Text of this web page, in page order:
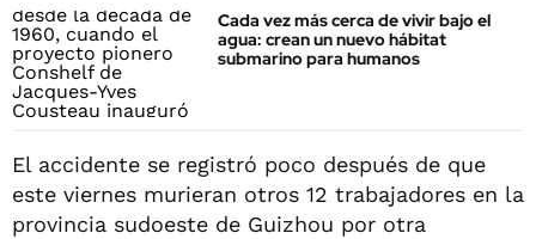
Cada vez más cerca de vivir bajo el
agua: crean un nuevo hábitat
submarino para humanos
El accidente se registró poco después de que
este viernes murieran otros 12 trabajadores en la
provincia sudoeste de Guizhou por otra